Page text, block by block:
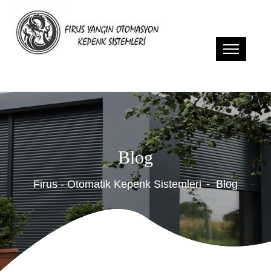
Blog
Firus - Otomatik Kepenk Sistemleri Blog